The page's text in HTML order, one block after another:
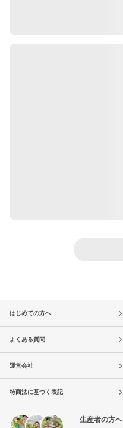
はじめての方へ
よくある質問
運営会社
特商法に基づく表記
生産者の方へ